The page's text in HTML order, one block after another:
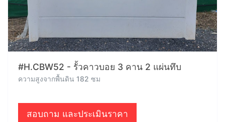
#H.CBW52 - รั้วคาวบอย 3 คาน 2 แผ่นทึบ
ความสูงจากพื้นดิน 182 ซม
สอบถาม และประเมินราคา